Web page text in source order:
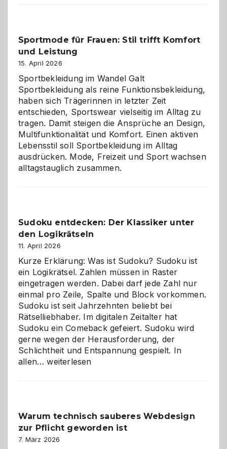
gegen
Chaos
Sportmode für Frauen: Stil trifft Komfort
und Leistung
15. April 2026
Sportbekleidung im Wandel Galt
Sportbekleidung als reine Funktionsbekleidung,
haben sich Trägerinnen in letzter Zeit
entschieden, Sportswear vielseitig im Alltag zu
tragen. Damit steigen die Ansprüche an Design,
Multifunktionalität und Komfort. Einen aktiven
Lebensstil soll Sportbekleidung im Alltag
ausdrücken. Mode, Freizeit und Sport wachsen
alltagstauglich zusammen.
Sudoku entdecken: Der Klassiker unter
den Logikrätseln
11. April 2026
Kurze Erklärung: Was ist Sudoku? Sudoku ist
ein Logikrätsel. Zahlen müssen in Raster
eingetragen werden. Dabei darf jede Zahl nur
einmal pro Zeile, Spalte und Block vorkommen.
Sudoku ist seit Jahrzehnten beliebt bei
Rätselliebhaber. Im digitalen Zeitalter hat
Sudoku ein Comeback gefeiert. Sudoku wird
gerne wegen der Herausforderung, der
Schlichtheit und Entspannung gespielt. In
allen…Sudoku
den
Logikrätseln
weiterlesen
Warum technisch sauberes Webdesign
zur Pflicht geworden ist
7. März 2026